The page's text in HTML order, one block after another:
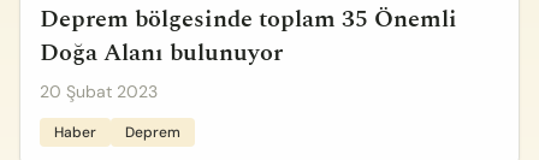
Deprem bölgesinde toplam 35 Önemli
Doğa Alanı bulunuyor
20 Şubat 2023
Haber Deprem